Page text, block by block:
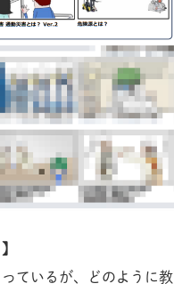
ているが、どのように